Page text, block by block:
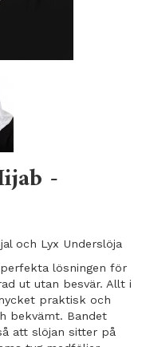
-
och Lyx Underslöja
lösningen för
ut utan besvär. Allt i
praktisk och
bekvämt. Bandet
att slöjan sitter på